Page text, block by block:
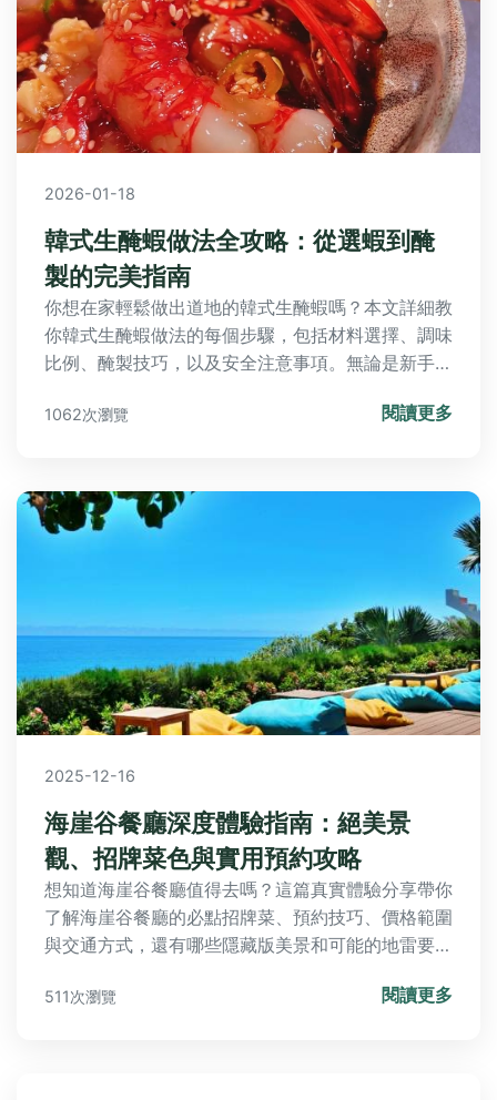
2026-01-18
韓式生醃蝦做法全攻略：從選蝦到醃
製的完美指南
你想在家輕鬆做出道地的韓式生醃蝦嗎？本文詳細教
你韓式生醃蝦做法的每個步驟，包括材料選擇、調味
比例、醃製技巧，以及安全注意事項。無論是新手或
美味。
1062次瀏覽 閱讀更多
2025-12-16
海崖谷餐廳深度體驗指南：絕美景
觀、招牌菜色與實用預約攻略
想知道海崖谷餐廳值得去嗎？這篇真實體驗分享帶你
了解海崖谷餐廳的必點招牌菜、預約技巧、價格範圍
與交通方式，還有哪些隱藏版美景和可能的地雷要注
511次瀏覽 閱讀更多